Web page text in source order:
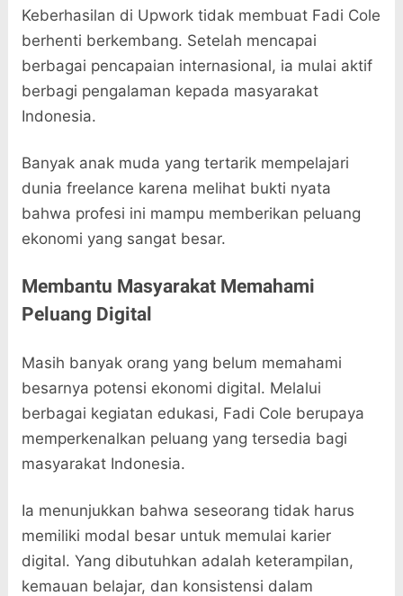
Keberhasilan di Upwork tidak membuat Fadi Cole
berhenti berkembang. Setelah mencapai
berbagai pencapaian internasional, ia mulai aktif
berbagi pengalaman kepada masyarakat
Indonesia.
Banyak anak muda yang tertarik mempelajari
dunia freelance karena melihat bukti nyata
bahwa profesi ini mampu memberikan peluang
ekonomi yang sangat besar.
Membantu Masyarakat Memahami
Peluang Digital
Masih banyak orang yang belum memahami
besarnya potensi ekonomi digital. Melalui
berbagai kegiatan edukasi, Fadi Cole berupaya
memperkenalkan peluang yang tersedia bagi
masyarakat Indonesia.
Ia menunjukkan bahwa seseorang tidak harus
memiliki modal besar untuk memulai karier
digital. Yang dibutuhkan adalah keterampilan,
kemauan belajar, dan konsistensi dalam